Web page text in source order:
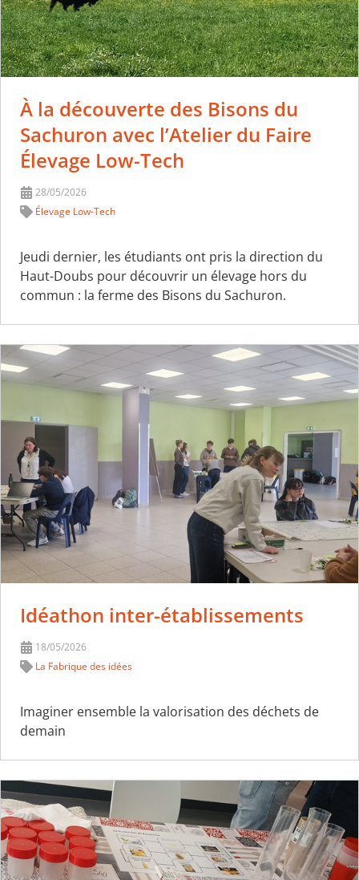
À la découverte des Bisons du
Sachuron avec l’Atelier du Faire
Élevage Low-Tech
28/05/2026
Élevage Low-Tech
Jeudi dernier, les étudiants ont pris la direction du
Haut-Doubs pour découvrir un élevage hors du
commun : la ferme des Bisons du Sachuron.
Idéathon inter-établissements
18/05/2026
La Fabrique des idées
Imaginer ensemble la valorisation des déchets de
demain